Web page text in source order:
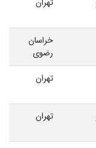
خراسان
رضوی
تهران
تهران